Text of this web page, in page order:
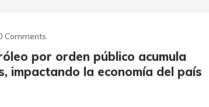
Comments
por orden público acumula
impactando la economía del país